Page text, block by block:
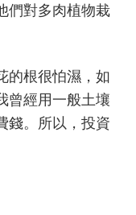
們對多肉植物栽
的根很怕濕，如
曾經用一般土壤
錢。所以，投資